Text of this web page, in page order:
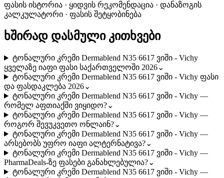
ფასის ისტორია · ყიდვის რეკომენდაცია · დანაზოგის
კალკულატორი · ფასის შეტყობინება
ხშირად დასმული კითხვები
ტონალური კრემი Dermablend N35 6617 ვიში - Vichy
ყველაზე იაფი ფასი საქართველოში 2026⌄
ტონალური კრემი Dermablend N35 6617 ვიში - Vichy ფასი
და ფასდაკლება 2026⌄
ტონალური კრემი Dermablend N35 6617 ვიში - Vichy —
რომელ აფთიაქში ვიყიდო?⌄
ტონალური კრემი Dermablend N35 6617 ვიში - Vichy —
როგორ შევუკვეთო ონლაინ?⌄
ტონალური კრემი Dermablend N35 6617 ვიში - Vichy —
არსებობს უფრო იაფი ალტერნატივა?⌄
ტონალური კრემი Dermablend N35 6617 ვიში - Vichy —
PharmaDeals-ზე ფასები განახლებულია?⌄
ტონალური კრემი Dermablend N35 6617 ვიში - Vichy —